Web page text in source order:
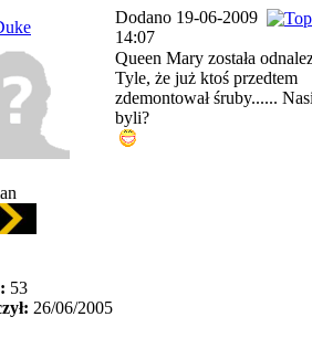
Dodano 19-06-2009
14:07
53
26/06/2005
Queen Mary została
Tyle, że już ktoś przedtem
zdemontował śruby......
byli?